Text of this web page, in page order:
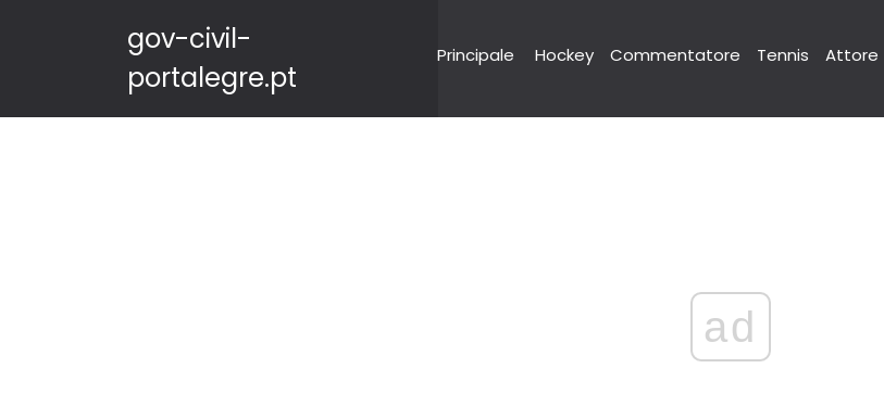
gov-civil-
portalegre.pt
Principale Hockey Commentatore Tennis Attore
ad